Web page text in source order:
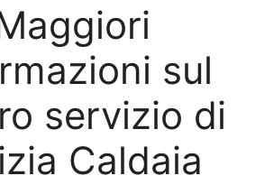
sul
servizio di
Caldaia